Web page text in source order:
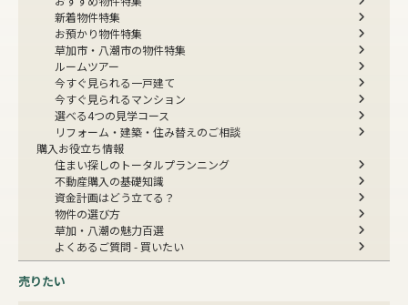
新着物件特集
お預かり物件特集
草加市・八潮市の物件特集
ルームツアー
今すぐ見られる一戸建て
今すぐ見られるマンション
選べる4つの見学コース
リフォーム・建築・住み替えのご相談
購入お役立ち情報
住まい探しのトータルプランニング
不動産購入の基礎知識
資金計画はどう立てる？
物件の選び方
草加・八潮の魅力百選
よくあるご質問 - 買いたい
売りたい